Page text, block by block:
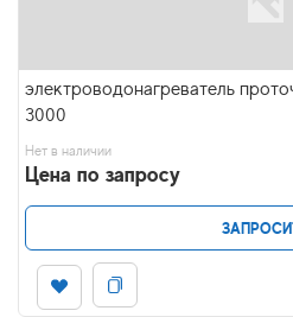
электроводонагреватель
3000
Нет в наличии
Цена по запросу